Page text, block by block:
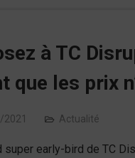
à TC
que les prix
Actualité
super early-bird de TC